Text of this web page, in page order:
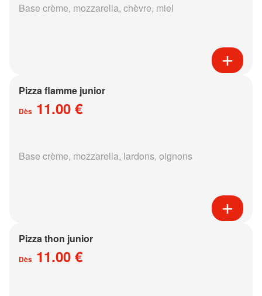
Base crème, mozzarella, chèvre, miel
Pizza flamme junior
Dès 11.00 €
Base crème, mozzarella, lardons, oignons
Pizza thon junior
Dès 11.00 €